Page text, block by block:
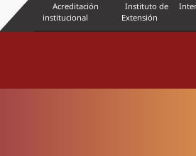
Acreditación
institucional
Instituto de
Extensión